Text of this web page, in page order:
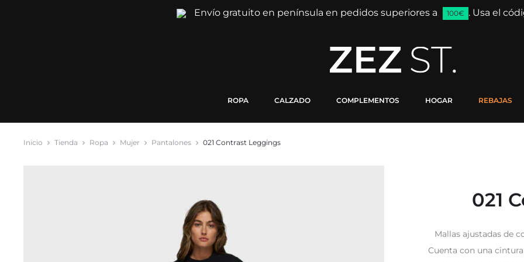
Envío gratuito en península en pedidos superiores a 100€ . Usa el
ROPA CALZADO COMPLEMENTOS HOGAR REBAJAS
Inicio Tienda Ropa Mujer Pantalones 021 Contrast Leggings
021
Mallas ajustadas de
Cuenta con una